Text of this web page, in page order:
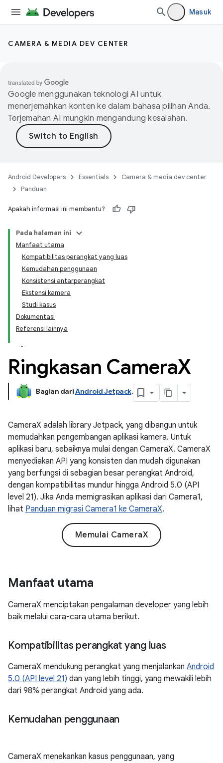
Masuk
CAMERA & MEDIA DEV CENTER
Google menggunakan teknologi AI untuk
menerjemahkan konten ke dalam bahasa pilihan Anda.
Terjemahan AI mungkin mengandung kesalahan.
Android Developers Essentials
Camera & media dev center
Panduan
Apakah informasi ini membantu?
Pada halaman ini
Manfaat utama
Kompatibilitas perangkat yang luas
Kemudahan penggunaan
Konsistensi antarperangkat
Ekstensi kamera
Studi kasus
Dokumentasi
Referensi lainnya
Ringkasan CameraX
Bagian dariAndroid Jetpack.
CameraX adalah library Jetpack, yang dibangun untuk
memudahkan pengembangan aplikasi kamera. Untuk
aplikasi baru, sebaiknya mulai dengan CameraX. CameraX
menyediakan API yang konsisten dan mudah digunakan
yang berfungsi di sebagian besar perangkat Android,
dengan kompatibilitas mundur hingga Android 5.0 (API
level 21). Jika Anda memigrasikan aplikasi dari Camera1,
lihat Panduan migrasi Camera1 ke CameraX.
Memulai CameraX
Manfaat utama
CameraX menciptakan pengalaman developer yang lebih
baik melalui cara-cara utama berikut.
Kompatibilitas perangkat yang luas
CameraX mendukung perangkat yang menjalankan Android
5.0 (API level 21) dan yang lebih tinggi, yang mewakili lebih
dari 98% perangkat Android yang ada.
Kemudahan penggunaan
CameraX menekankan kasus penggunaan, yang